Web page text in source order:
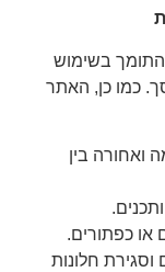
בשימוש
כמו כן, האתר
ואחורה בין
או כפתורים.
חלונות